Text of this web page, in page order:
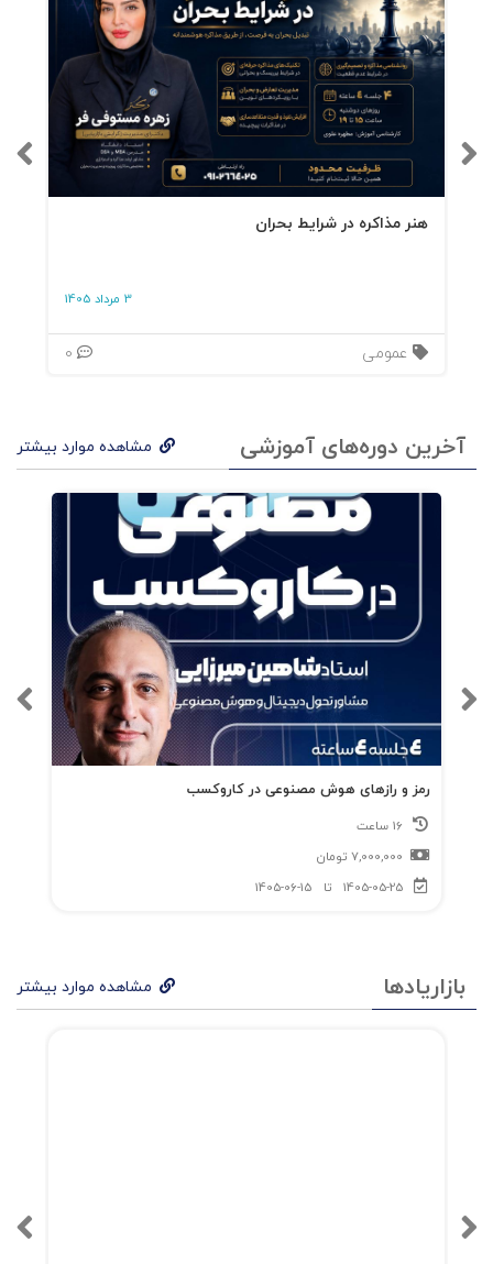
هنر مذاکره در شرایط بحران
3 مرداد 1405
عمومی
آخرین دوره‌های آموزشی مشاهده موارد بیشتر
رمز و رازهای هوش مصنوعی در کاروکسب
7,000,000 تومان
1405-05-25
تا 1405-06-15
بازاریادها مشاهده موارد بیشتر